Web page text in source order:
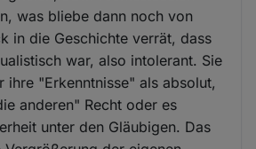
was bliebe dann noch von
in die Geschichte verrät, dass
war, also intolerant. Sie
ihre "Erkenntnisse" als absolut,
anderen" Recht oder es
unter den Gläubigen. Das